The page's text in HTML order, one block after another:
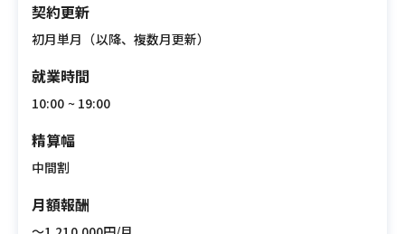
契約更新
初月単月（以降、複数月更新）
就業時間
10:00 ~ 19:00
精算幅
中間割
月額報酬